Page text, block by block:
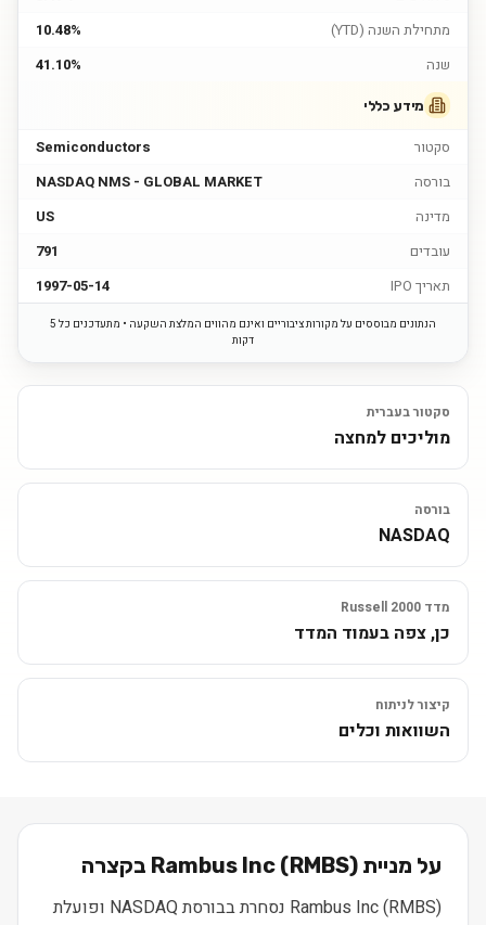
מתחילת השנה (YTD)
10.48%
שנה
41.10%
מידע כללי
סקטור
Semiconductors
בורסה
NASDAQ NMS - GLOBAL MARKET
מדינה
US
עובדים
791
תאריך IPO
1997-05-14
הנתונים מבוססים על מקורות ציבוריים ואינם מהווים המלצת השקעה • מתעדכנים כל 5
דקות
סקטור בעברית
מוליכים למחצה
בורסה
NASDAQ
מדד Russell 2000
כן, צפה בעמוד המדד
קיצור לניתוח
השוואות וכלים
על מניית Rambus Inc (RMBS) בקצרה
Rambus Inc (RMBS) נסחרת בבורסת NASDAQ ופועלת